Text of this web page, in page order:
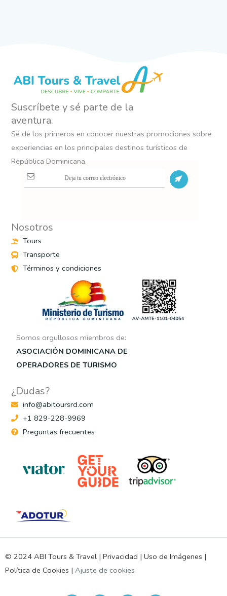
Suscríbete y sé parte de la
aventura.
Sé de los primeros en conocer nuestras promociones sobre
experiencias en los principales destinos turísticos de
República Dominicana.
S
Nosotros
Tours
Transporte
Términos y condiciones
Somos orgullosos miembros de:
ASOCIACIÓN DOMINICANA DE
OPERADORES DE TURISMO
¿Dudas?
info@abitoursrd.com
+1 829-228-9969
Preguntas frecuentes
© 2024 ABI Tours & Travel | Privacidad | Uso de Imágenes |
Política de Cookies | Ajuste de cookies